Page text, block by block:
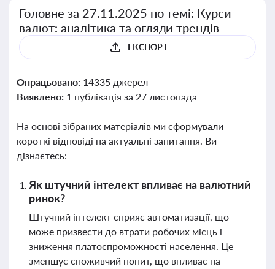
Головне за 27.11.2025 по темі: Курси
валют: аналітика та огляди трендів
ЕКСПОРТ
Опрацьовано: 14335 джерел
Виявлено: 1 публікація за 27 листопада
На основі зібраних матеріалів ми сформували
короткі відповіді на актуальні запитання. Ви
дізнаєтесь:
Як штучний інтелект впливає на валютний
ринок?
Штучний інтелект сприяє автоматизації, що
може призвести до втрати робочих місць і
зниження платоспроможності населення. Це
зменшує споживчий попит, що впливає на